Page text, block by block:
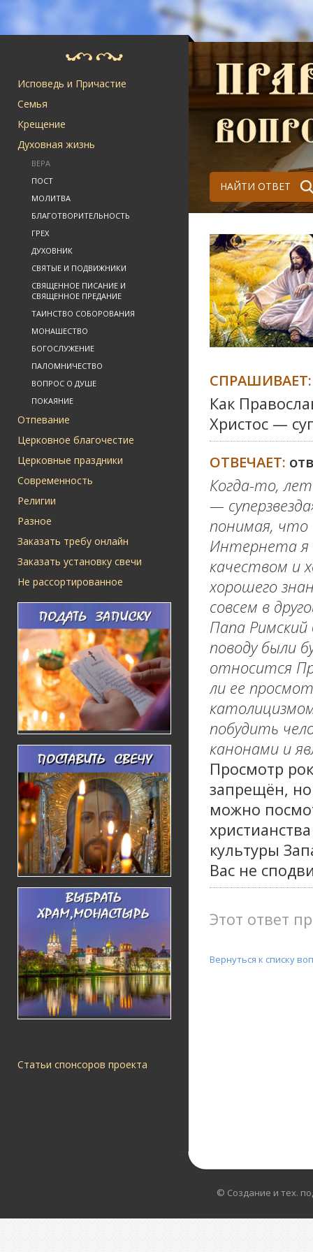
Исповедь и Причастие
Семья
Крещение
Духовная жизнь
ВЕРА
ПОСТ
МОЛИТВА
БЛАГОТВОРИТЕЛЬНОСТЬ
ГРЕХ
ДУХОВНИК
СВЯТЫЕ И ПОДВИЖНИКИ
СВЯЩЕННОЕ ПИСАНИЕ И
СВЯЩЕННОЕ ПРЕДАНИЕ
ТАИНСТВО СОБОРОВАНИЯ
МОНАШЕСТВО
БОГОСЛУЖЕНИЕ
ПАЛОМНИЧЕСТВО
ВОПРОС О ДУШЕ
ПОКАЯНИЕ
Отпевание
Церковное благочестие
Церковные праздники
Современность
Религии
Разное
Заказать требу онлайн
Заказать установку свечи
Не рассортированное
Статьи спонсоров проекта
НАЙТИ ОТВЕТ
СПРАШИВАЕТ:
Как
Христос —
ОТВЕЧАЕТ:
Когда-то,
—
понимая,
Интернета я
качеством и
хорошего
совсем в
Папа Римский
поводу были
относится
ли ее
побудить
канонами и
Просмотр
запрещён,
можно
культуры
Вас не
Этот ответ
Вернуться к списку
© Создание и тех.